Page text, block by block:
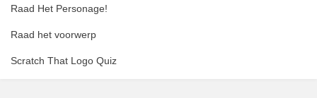
Raad Het Personage!
Raad het voorwerp
Scratch That Logo Quiz